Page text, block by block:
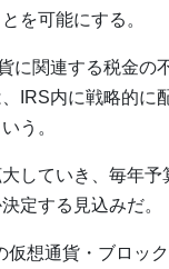
を可能にする。
に関連する税金の
IRS内に戦略的に
う。
していき、毎年
定する見込みだ。
想通貨・ブロッ